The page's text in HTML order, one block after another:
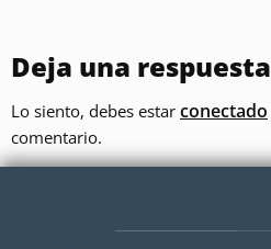
Deja una respuesta
Lo siento, debes estar conectado
comentario.